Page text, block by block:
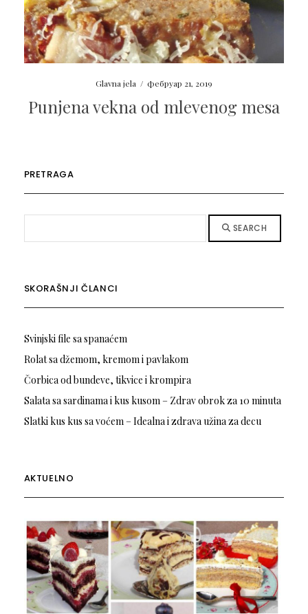
Glavna jela / фебруар 21, 2019
Punjena vekna od mlevenog mesa
PRETRAGA
SEARCH
SKORAŠNJI ČLANCI
Svinjski file sa spanaćem
Rolat sa džemom, kremom i pavlakom
Čorbica od bundeve, tikvice i krompira
Salata sa sardinama i kus kusom – Zdrav obrok za 10 minuta
Slatki kus kus sa voćem – Idealna i zdrava užina za decu
AKTUELNO